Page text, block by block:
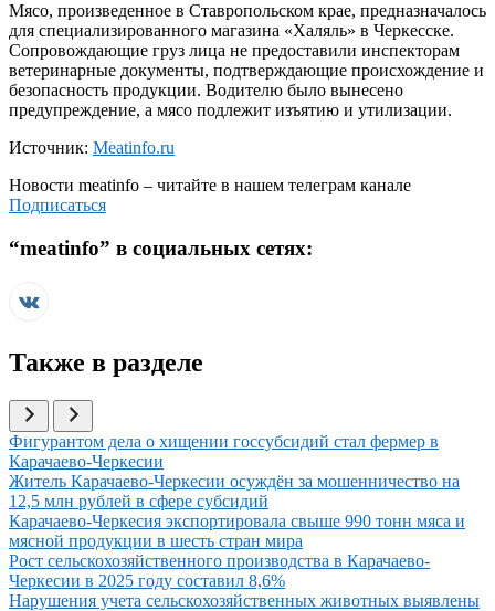
Мясо, произведенное в Ставропольском крае, предназначалось
для специализированного магазина «Халяль» в Черкесске.
Сопровождающие груз лица не предоставили инспекторам
ветеринарные документы, подтверждающие происхождение и
безопасность продукции. Водителю было вынесено
предупреждение, а мясо подлежит изъятию и утилизации.
Источник: Meatinfo.ru
Новости meatinfo – читайте в нашем телеграм канале
Подписаться
“meatinfo” в социальных сетях:
Также в разделе
Иллюстрация новости
Фигурантом дела о хищении госсубсидий стал фермер в
Карачаево-Черкесии
Иллюстрация новости
Житель Карачаево-Черкесии осуждён за мошенничество на
12,5 млн рублей в сфере субсидий
Иллюстрация новости
Карачаево-Черкесия экспортировала свыше 990 тонн мяса и
мясной продукции в шесть стран мира
Иллюстрация новости
Рост сельскохозяйственного производства в Карачаево-
Черкесии в 2025 году составил 8,6%
Иллюстрация новости
Нарушения учета сельскохозяйственных животных выявлены